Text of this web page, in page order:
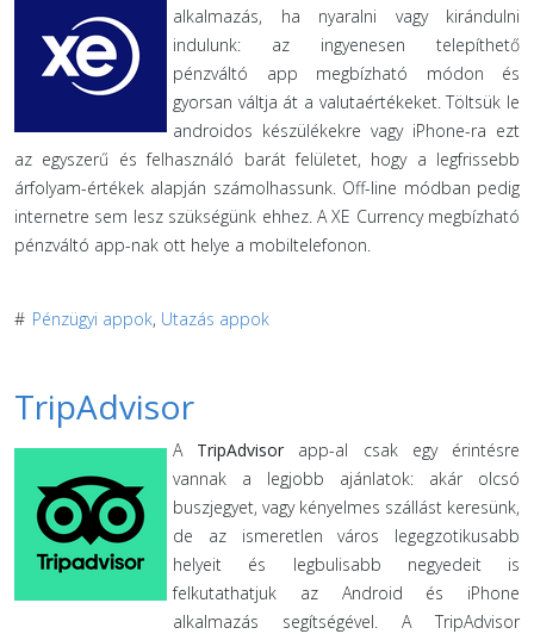
alkalmazás, ha nyaralni vagy kirándulni
indulunk: az ingyenesen telepíthető
pénzváltó app megbízható módon és
gyorsan váltja át a valutaértékeket. Töltsük le
androidos készülékekre vagy iPhone-ra ezt
az egyszerű és felhasználó barát felületet, hogy a legfrissebb
árfolyam-értékek alapján számolhassunk. Off-line módban pedig
internetre sem lesz szükségünk ehhez. A XE Currency megbízható
pénzváltó app-nak ott helye a mobiltelefonon.
# Pénzügyi appok, Utazás appok
TripAdvisor
A TripAdvisor app-al csak egy érintésre
vannak a legjobb ajánlatok: akár olcsó
buszjegyet, vagy kényelmes szállást keresünk,
de az ismeretlen város legegzotikusabb
helyeit és legbulisabb negyedeit is
felkutathatjuk az Android és iPhone
alkalmazás segítségével. A TripAdvisor